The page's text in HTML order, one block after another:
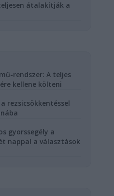
átalakítják a
rendszer: A teljes
kellene költeni
rezsicsökkentéssel
gyorssegély a
nappal a választások